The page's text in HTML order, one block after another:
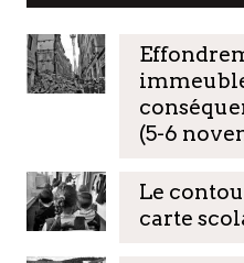
(5-6
Le
carte